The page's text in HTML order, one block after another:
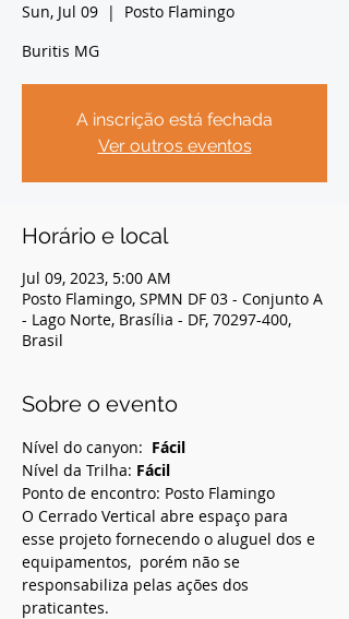
Sun, Jul 09
  |
Posto Flamingo
Buritis MG
A inscrição está fechada
Ver outros eventos
Horário e local
Jul 09, 2023, 5:00 AM
Posto Flamingo, SPMN DF 03 - Conjunto A
- Lago Norte, Brasília - DF, 70297-400,
Brasil
Sobre o evento
Nível do canyon: Fácil
Nível da Trilha: Fácil
Ponto de encontro: Posto Flamingo
O Cerrado Vertical abre espaço para
esse projeto fornecendo o aluguel dos e
equipamentos,  porém não se
responsabiliza pelas ações dos
praticantes.